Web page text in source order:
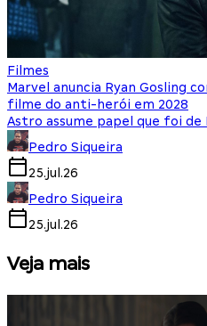
Filmes
Marvel anuncia Ryan Gosling
filme do anti-herói em 2028
Astro assume papel que foi de
Pedro Siqueira
25.jul.26
Pedro Siqueira
25.jul.26
Veja mais